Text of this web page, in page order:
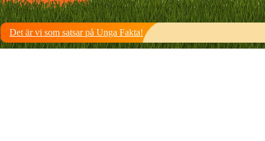
Det är vi som satsar på Unga Fakta!